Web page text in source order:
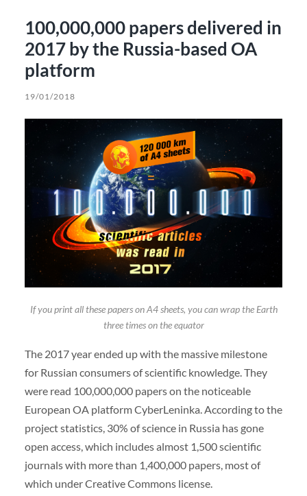
100,000,000 papers delivered in
2017 by the Russia-based OA
platform
19/01/2018
If you print all these papers on A4 sheets, you can wrap the Earth
three times on the equator
The 2017 year ended up with the massive milestone
for Russian consumers of scientific knowledge. They
were read 100,000,000 papers on the noticeable
European OA platform CyberLeninka. According to the
project statistics, 30% of science in Russia has gone
open access, which includes almost 1,500 scientific
journals with more than 1,400,000 papers, most of
which under Creative Commons license.